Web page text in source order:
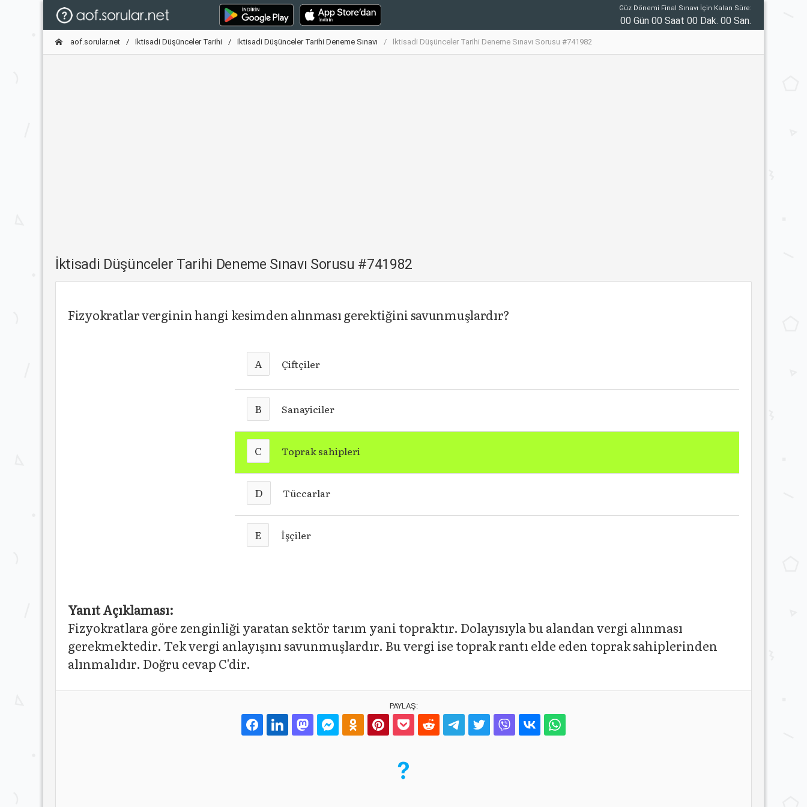
Güz Dönemi Final Sınavı İçin Kalan Süre:
00 Gün 00 Saat 00 Dak. 00 San.
aof.sorular.net İktisadi Düşünceler Tarihi İktisadi Düşünceler Tarihi Deneme Sınavı İktisadi Düşünceler Tarihi Deneme Sınavı Sorusu #741982
İktisadi Düşünceler Tarihi Deneme Sınavı Sorusu #741982
Fizyokratlar verginin hangi kesimden alınması gerektiğini savunmuşlardır?
A Çiftçiler
B Sanayiciler
C Toprak sahipleri
D Tüccarlar
E İşçiler
Yanıt Açıklaması:
Fizyokratlara göre zenginliği yaratan sektör tarım yani topraktır. Dolayısıyla bu alandan vergi alınması
gerekmektedir. Tek vergi anlayışını savunmuşlardır. Bu vergi ise toprak rantı elde eden toprak sahiplerinden
alınmalıdır. Doğru cevap C'dir.
PAYLAŞ: